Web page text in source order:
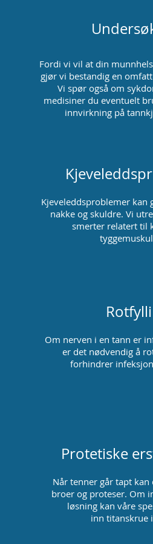
Fordi vi vil at din
gjør vi bestandig en
Vi spør også om
medisiner du eventuelt
innvirkning på
Kjeveleddsproblemer kan
nakke og skuldre. Vi
smerter relatert til
Om nerven i en tann er
er det nødvendig å
forhindrer
Protetiske
Når tenner går tapt kan
broer og proteser. Om
løsning kan våre
inn titanskrue